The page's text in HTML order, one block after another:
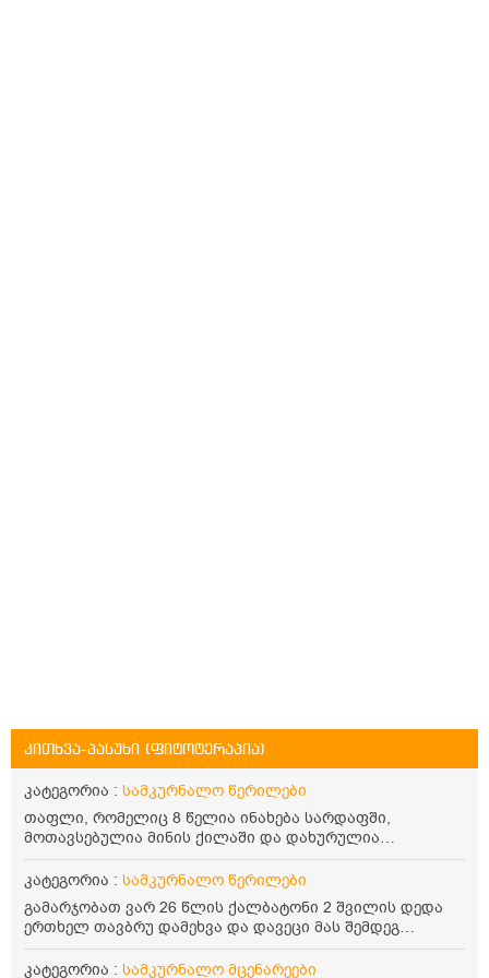
კითხვა-პასუხი (ფიტოტერაპია)
კატეგორია : სამკურნალო წერილები
თაფლი, რომელიც 8 წელია ინახება სარდაფში,
მოთავსებულია მინის ქილაში და დახურულია
პლასტმასის სახურავით. ექნება თუ არა შენარჩუნებული
სასარგებლო თვისებები და შეიძლება თუ არა მისი
კატეგორია : სამკურნალო წერილები
გამარჯობათ ვარ 26 წლის ქალბატონი 2 შვილის დედა
ერთხელ თავბრუ დამეხვა და დავეცი მას შემდეგ
დამეწყო შიშები ვეღარ გავდიოდი გარეთ რადგან ისევ
ასე ცუდად არ გავხდარიყავი ყურის ანთება მქონდა
კატეგორია : სამკურნალო მცენარეები